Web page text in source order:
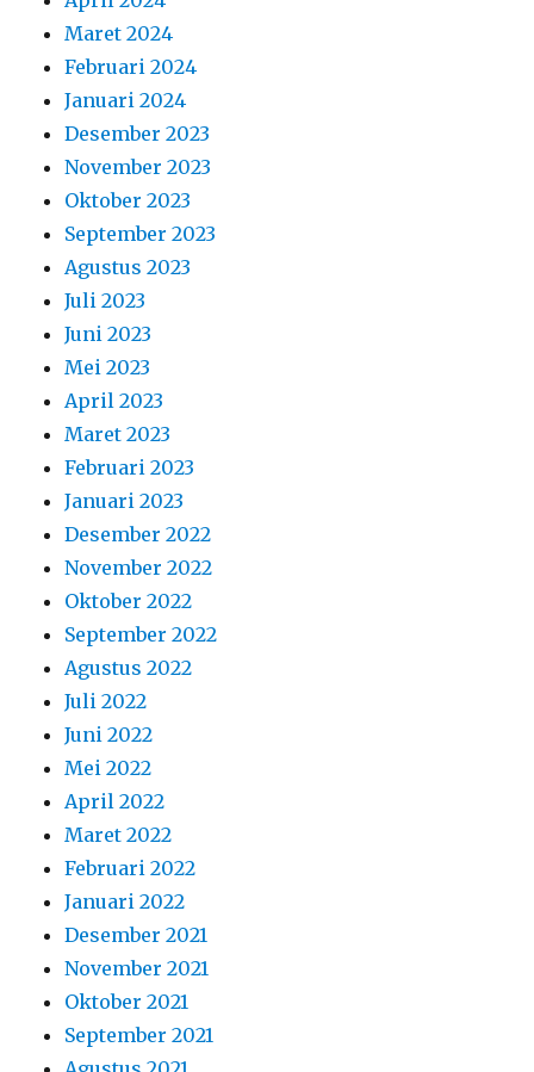
Agustus 2023
Juli 2023
Juni 2023
Mei 2023
April 2023
Maret 2023
Februari 2023
Januari 2023
Desember 2022
November 2022
Oktober 2022
September 2022
Agustus 2022
Juli 2022
Juni 2022
Mei 2022
April 2022
Maret 2022
Februari 2022
Januari 2022
Desember 2021
November 2021
Oktober 2021
September 2021
Agustus 2021
Juli 2021
Juni 2021
Mei 2021
April 2021
Maret 2021
Februari 2021
Januari 2021